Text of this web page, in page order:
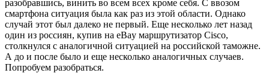
разобравшись, винить во всем всех кроме себя. С ввозом
смартфона ситуация была как раз из этой области. Однако
случай этот был далеко не первый. Еще несколько лет назад
один из россиян, купив на eBay маршрутизатор Cisco,
столкнулся с аналогичной ситуацией на российской таможне.
А до и после было и еще несколько аналогичных случаев.
Попробуем разобраться.